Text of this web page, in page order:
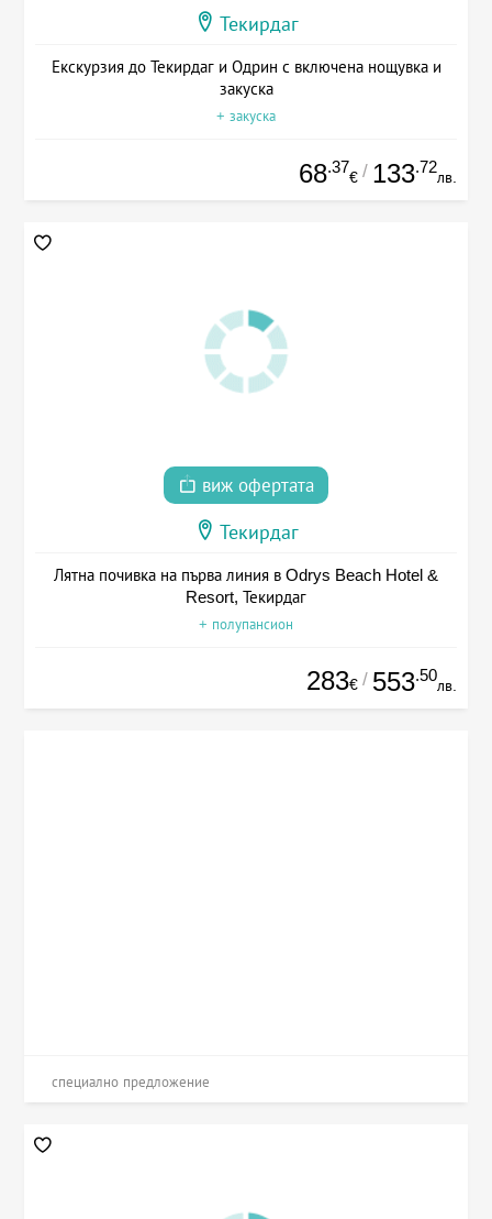
Текирдаг
Екскурзия до Текирдаг и Одрин с включена нощувка и
закуска
+ закуска
68.37
€ / 133.72
лв.
виж офертата
Текирдаг
Лятна почивка на първа линия в Odrys Beach Hotel &
Resort, Текирдаг
+ полупансион
283€ / 553.50
лв.
специално предложение